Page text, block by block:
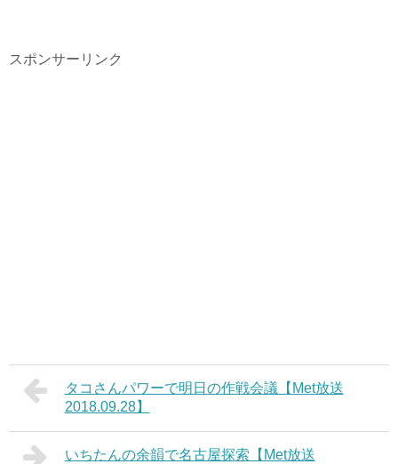
スポンサーリンク
タコさんパワーで明日の作戦会議【Met放送
2018.09.28】
いちたんの余韻で名古屋探索【Met放送